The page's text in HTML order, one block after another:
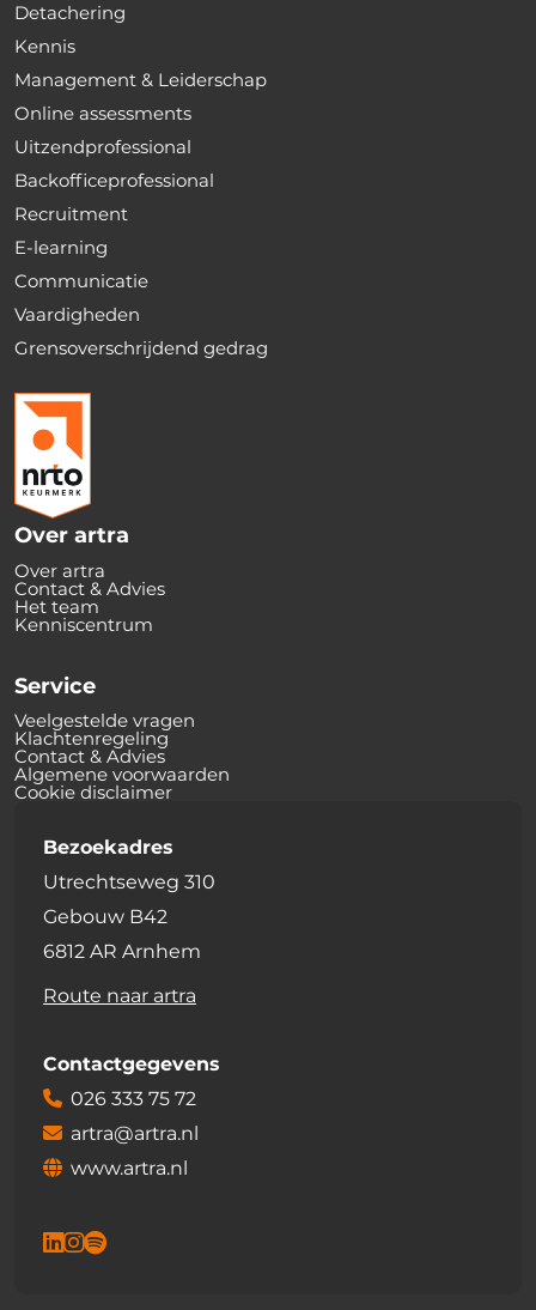
Detachering
Kennis
Management & Leiderschap
Online assessments
Uitzendprofessional
Backofficeprofessional
Recruitment
E-learning
Communicatie
Vaardigheden
Grensoverschrijdend gedrag
Over artra
Over artra
Contact & Advies
Het team
Kenniscentrum
Service
Veelgestelde vragen
Klachtenregeling
Contact & Advies
Algemene voorwaarden
Cookie disclaimer
Bezoekadres
Utrechtseweg 310
Gebouw B42
6812 AR Arnhem
Route naar artra
Contactgegevens
026 333 75 72
artra@artra.nl
www.artra.nl